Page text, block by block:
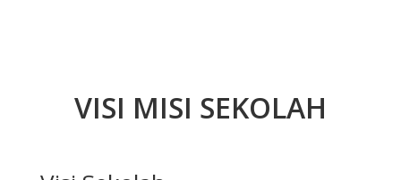
VISI MISI SEKOLAH